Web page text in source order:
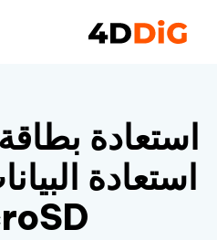
استعادة